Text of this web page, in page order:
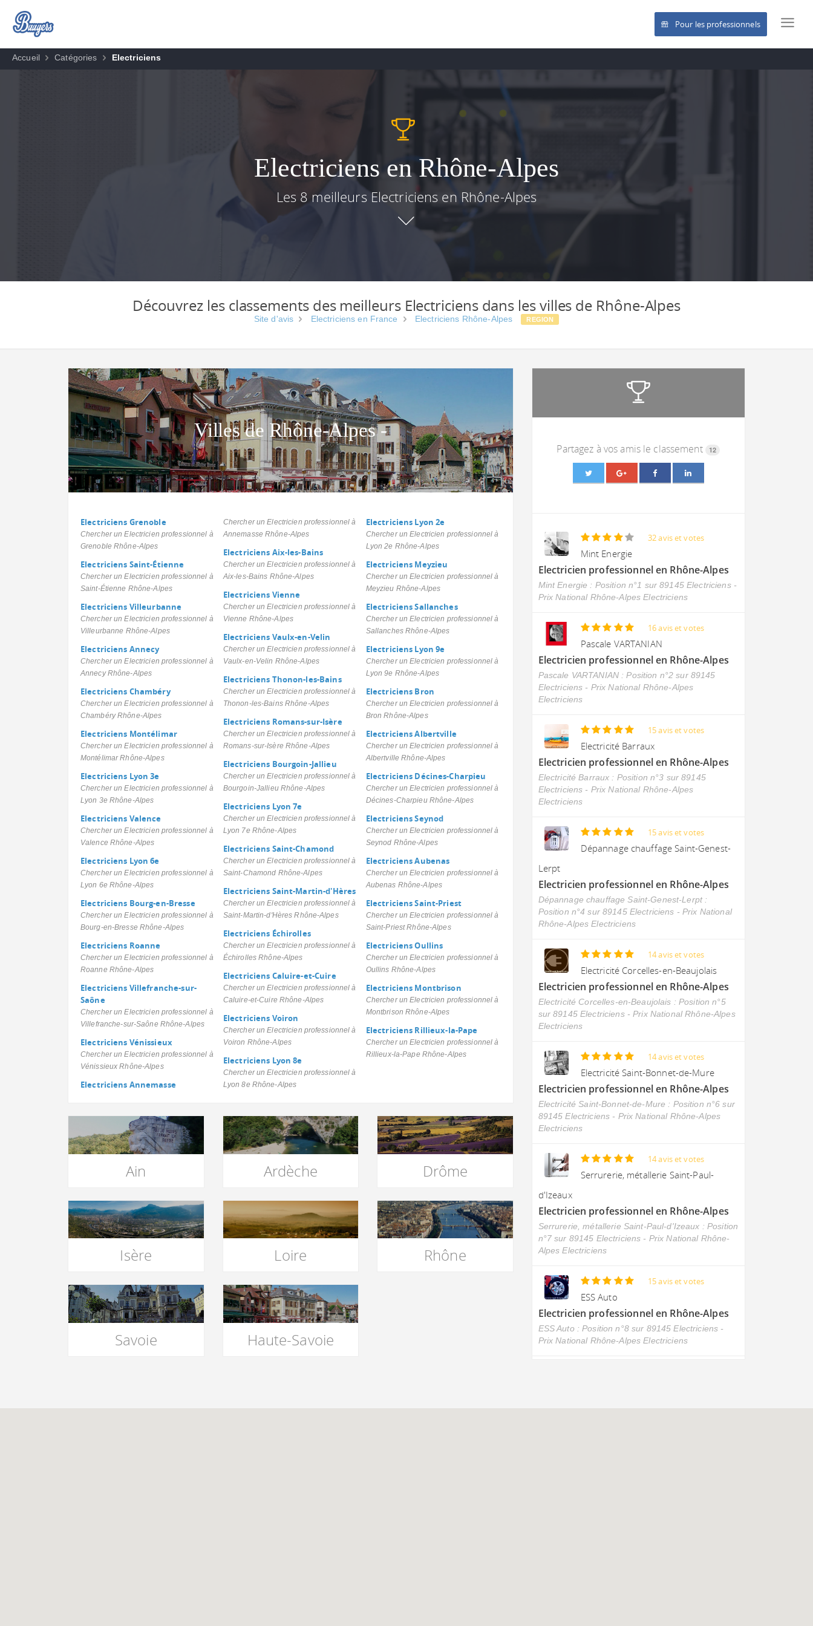
Pour les professionnels
Accueil Catégories Electriciens
Electriciens en Rhône-Alpes
Les 8 meilleurs Electriciens en Rhône-Alpes
Découvrez les classements des meilleurs Electriciens dans les villes de Rhône-Alpes
Site d'avis Electriciens en France Electriciens Rhône-Alpes REGION
Villes de Rhône-Alpes -
Electriciens Grenoble
Chercher un Electricien professionnel à
Grenoble Rhône-Alpes
Electriciens Saint-Étienne
Chercher un Electricien professionnel à
Saint-Étienne Rhône-Alpes
Electriciens Villeurbanne
Chercher un Electricien professionnel à
Villeurbanne Rhône-Alpes
Electriciens Annecy
Chercher un Electricien professionnel à
Annecy Rhône-Alpes
Electriciens Chambéry
Chercher un Electricien professionnel à
Chambéry Rhône-Alpes
Electriciens Montélimar
Chercher un Electricien professionnel à
Montélimar Rhône-Alpes
Electriciens Lyon 3e
Chercher un Electricien professionnel à
Lyon 3e Rhône-Alpes
Electriciens Valence
Chercher un Electricien professionnel à
Valence Rhône-Alpes
Electriciens Lyon 6e
Chercher un Electricien professionnel à
Lyon 6e Rhône-Alpes
Electriciens Bourg-en-Bresse
Chercher un Electricien professionnel à
Bourg-en-Bresse Rhône-Alpes
Electriciens Roanne
Chercher un Electricien professionnel à
Roanne Rhône-Alpes
Electriciens Villefranche-sur-
Saône
Chercher un Electricien professionnel à
Villefranche-sur-Saône Rhône-Alpes
Electriciens Vénissieux
Chercher un Electricien professionnel à
Vénissieux Rhône-Alpes
Electriciens Annemasse
Chercher un Electricien professionnel à
Annemasse Rhône-Alpes
Electriciens Aix-les-Bains
Chercher un Electricien professionnel à
Aix-les-Bains Rhône-Alpes
Electriciens Vienne
Chercher un Electricien professionnel à
Vienne Rhône-Alpes
Electriciens Vaulx-en-Velin
Chercher un Electricien professionnel à
Vaulx-en-Velin Rhône-Alpes
Electriciens Thonon-les-Bains
Chercher un Electricien professionnel à
Thonon-les-Bains Rhône-Alpes
Electriciens Romans-sur-Isère
Chercher un Electricien professionnel à
Romans-sur-Isère Rhône-Alpes
Electriciens Bourgoin-Jallieu
Chercher un Electricien professionnel à
Bourgoin-Jallieu Rhône-Alpes
Electriciens Lyon 7e
Chercher un Electricien professionnel à
Lyon 7e Rhône-Alpes
Electriciens Saint-Chamond
Chercher un Electricien professionnel à
Saint-Chamond Rhône-Alpes
Electriciens Saint-Martin-d'Hères
Chercher un Electricien professionnel à
Saint-Martin-d'Hères Rhône-Alpes
Electriciens Échirolles
Chercher un Electricien professionnel à
Échirolles Rhône-Alpes
Electriciens Caluire-et-Cuire
Chercher un Electricien professionnel à
Caluire-et-Cuire Rhône-Alpes
Electriciens Voiron
Chercher un Electricien professionnel à
Voiron Rhône-Alpes
Electriciens Lyon 8e
Chercher un Electricien professionnel à
Lyon 8e Rhône-Alpes
Electriciens Lyon 2e
Chercher un Electricien professionnel à
Lyon 2e Rhône-Alpes
Electriciens Meyzieu
Chercher un Electricien professionnel à
Meyzieu Rhône-Alpes
Electriciens Sallanches
Chercher un Electricien professionnel à
Sallanches Rhône-Alpes
Electriciens Lyon 9e
Chercher un Electricien professionnel à
Lyon 9e Rhône-Alpes
Electriciens Bron
Chercher un Electricien professionnel à
Bron Rhône-Alpes
Electriciens Albertville
Chercher un Electricien professionnel à
Albertville Rhône-Alpes
Electriciens Décines-Charpieu
Chercher un Electricien professionnel à
Décines-Charpieu Rhône-Alpes
Electriciens Seynod
Chercher un Electricien professionnel à
Seynod Rhône-Alpes
Electriciens Aubenas
Chercher un Electricien professionnel à
Aubenas Rhône-Alpes
Electriciens Saint-Priest
Chercher un Electricien professionnel à
Saint-Priest Rhône-Alpes
Electriciens Oullins
Chercher un Electricien professionnel à
Oullins Rhône-Alpes
Electriciens Montbrison
Chercher un Electricien professionnel à
Montbrison Rhône-Alpes
Electriciens Rillieux-la-Pape
Chercher un Electricien professionnel à
Rillieux-la-Pape Rhône-Alpes
Ain Ardèche Drôme
Isère Loire Rhône
Savoie Haute-Savoie
Partagez à vos amis le classement 12
32 avis et votes
Mint Energie
Electricien professionnel en Rhône-Alpes
Mint Energie : Position n°1 sur 89145 Electriciens -
Prix National Rhône-Alpes Electriciens
16 avis et votes
Pascale VARTANIAN
Electricien professionnel en Rhône-Alpes
Pascale VARTANIAN : Position n°2 sur 89145
Electriciens - Prix National Rhône-Alpes
Electriciens
15 avis et votes
Electricité Barraux
Electricien professionnel en Rhône-Alpes
Electricité Barraux : Position n°3 sur 89145
Electriciens - Prix National Rhône-Alpes
Electriciens
15 avis et votes
Dépannage chauffage Saint-Genest-
Lerpt
Electricien professionnel en Rhône-Alpes
Dépannage chauffage Saint-Genest-Lerpt :
Position n°4 sur 89145 Electriciens - Prix National
Rhône-Alpes Electriciens
14 avis et votes
Electricité Corcelles-en-Beaujolais
Electricien professionnel en Rhône-Alpes
Electricité Corcelles-en-Beaujolais : Position n°5
sur 89145 Electriciens - Prix National Rhône-Alpes
Electriciens
14 avis et votes
Electricité Saint-Bonnet-de-Mure
Electricien professionnel en Rhône-Alpes
Electricité Saint-Bonnet-de-Mure : Position n°6 sur
89145 Electriciens - Prix National Rhône-Alpes
Electriciens
14 avis et votes
Serrurerie, métallerie Saint-Paul-
d'Izeaux
Electricien professionnel en Rhône-Alpes
Serrurerie, métallerie Saint-Paul-d'Izeaux : Position
n°7 sur 89145 Electriciens - Prix National Rhône-
Alpes Electriciens
15 avis et votes
ESS Auto
Electricien professionnel en Rhône-Alpes
ESS Auto : Position n°8 sur 89145 Electriciens -
Prix National Rhône-Alpes Electriciens